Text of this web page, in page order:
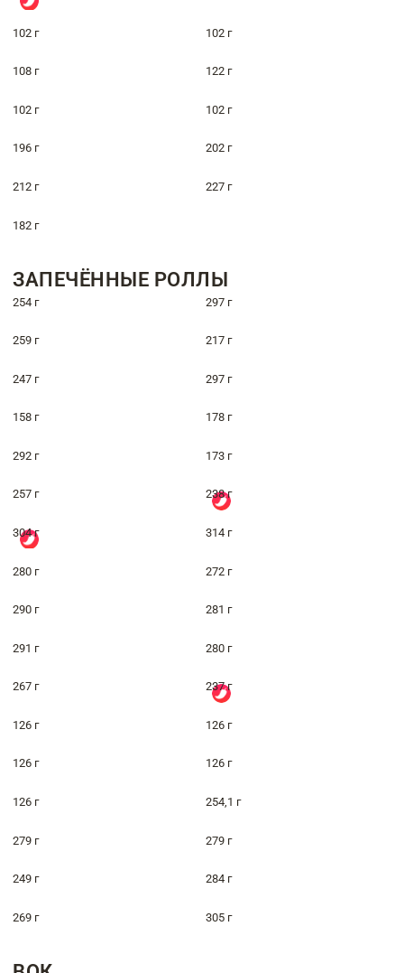
102 г 102 г
108 г 122 г
102 г 102 г
196 г 202 г
212 г 227 г
182 г
ЗАПЕЧЁННЫЕ РОЛЛЫ
254 г 297 г
259 г 217 г
247 г 297 г
158 г 178 г
292 г 173 г
257 г 238 г
304 г 314 г
280 г 272 г
290 г 281 г
291 г 280 г
267 г 237 г
126 г 126 г
126 г 126 г
126 г 254,1 г
279 г 279 г
249 г 284 г
269 г 305 г